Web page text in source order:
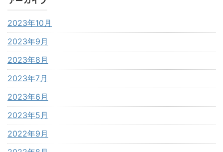
2023年10月
2023年9月
2023年8月
2023年7月
2023年6月
2023年5月
2022年9月